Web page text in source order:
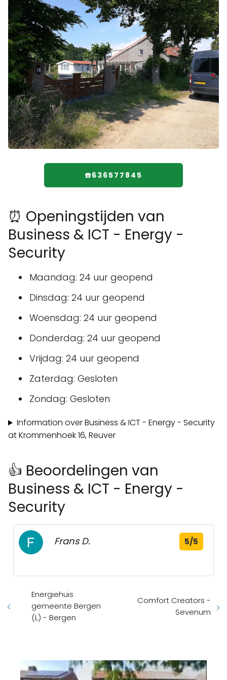
☎️636577845
⏰ Openingstijden van
Business & ICT - Energy -
Security
Maandag: 24 uur geopend
Dinsdag: 24 uur geopend
Woensdag: 24 uur geopend
Donderdag: 24 uur geopend
Vrijdag: 24 uur geopend
Zaterdag: Gesloten
Zondag: Gesloten
Information over Business & ICT - Energy - Security
at Krommenhoek 16, Reuver
👍 Beoordelingen van
Business & ICT - Energy -
Security
Frans D. 5/5
Energiehuis
gemeente Bergen
(L) - Bergen
Comfort Creators -
Sevenum